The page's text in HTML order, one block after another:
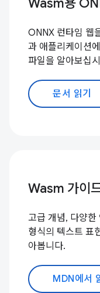
Wasm용
ONNX 런타임 웹
과 애플리케이션
파일을 알아보십
문서 읽기
Wasm 가이
고급 개념, 다양한
형식의 텍스트 표
아봅니다.
MDN에서